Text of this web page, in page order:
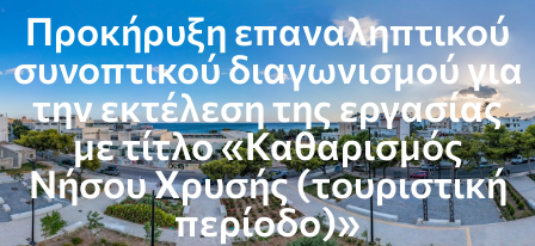
Προκήρυξη επαναληπτικού
συνοπτικού διαγωνισμού για
την εκτέλεση της εργασίας
με τίτλο «Καθαρισμός
Νήσου Χρυσής (τουριστική
περίοδο)»